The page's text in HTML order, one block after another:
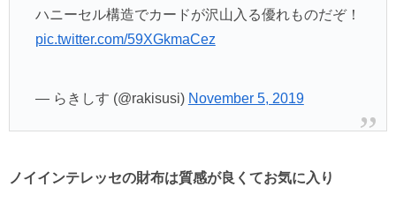
ハニーセル構造でカードが沢山入る優れものだぞ！
pic.twitter.com/59XGkmaCez
— らきしす (@rakisusi) November 5, 2019
ノイインテレッセの財布は質感が良くてお気に入り